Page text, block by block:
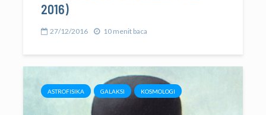
2016)
27/12/2016 10 menit baca
ASTROFISIKA GALAKSI KOSMOLOGI